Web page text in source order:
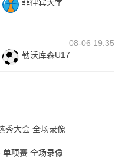
菲律宾大学
08-06 19:35
勒沃库森U17
秀大会 全场录像
项赛 全场录像